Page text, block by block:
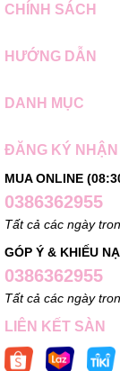
CHÍNH SÁCH
HƯỚNG DẪN
DANH MỤC
ĐĂNG KÝ NHẬN
MUA ONLINE
0386362955
Tất cả các ngày
GÓP Ý & KHIẾU
0386362955
Tất cả các ngày
LIÊN KẾT SÀN